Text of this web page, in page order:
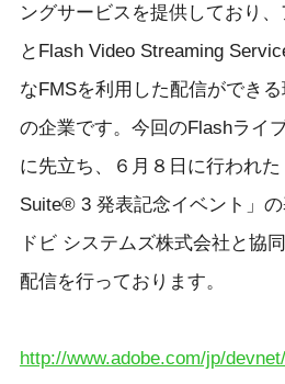
ングサービスを提供しており
とFlash Video Streaming
なFMSを利用した配信ができ
の企業です。今回のFlashライ
に先立ち、６月８日に行われ
Suite® 3 発表記念イベント」
ドビ システムズ株式会社と協
配信を行っております。
http://www.adobe.com/jp/